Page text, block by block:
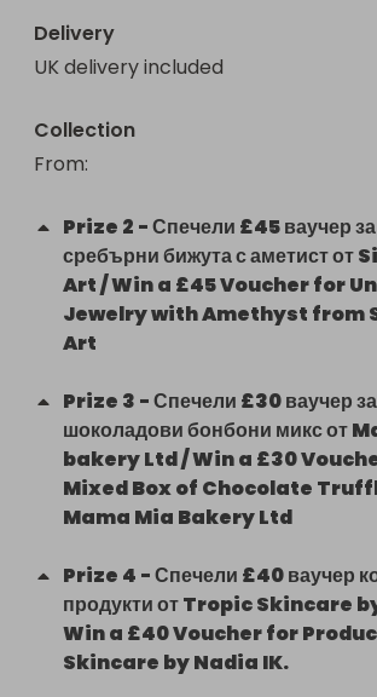
send five trucks filled with:
•	hospital and hospice electric beds,
•	sanitary and food supplies.
Now we have the chance to
Why participate in the raffle?
buy becomes a donation for those
most.
Bulgaria.
have donated prizes worth over
your celebration even more special.
🎁 The prizes include unique
surely delight and inspire you.
How to participate?
Get your ticket now and become
angelic family that spreads love
❤️ Thank you for turning love into
helping those in need!
Delivery
UK delivery included
Collection
From:
Prize 2 -Спечели £45 ваучер
сребърни бижута с аметист от
Art / Win a £45 Voucher for
Jewelry with Amethyst from
Art
Prize 3 -Спечели £30 ваучер
шоколадови бонбони микс от
bakery Ltd / Win a £30
Mixed Box of Chocolate
Mama Mia Bakery Ltd
Prize 4 -Спечели £40 ваучер
продукти от Tropic Skincare
Win a £40 Voucher for
Skincare by Nadia IK.